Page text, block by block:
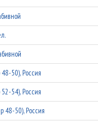
50), Россия
54), Россия
48-50), Россия